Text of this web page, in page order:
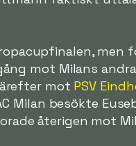
men
mot Milans
mot PSV
Milan besökte
återigen mot